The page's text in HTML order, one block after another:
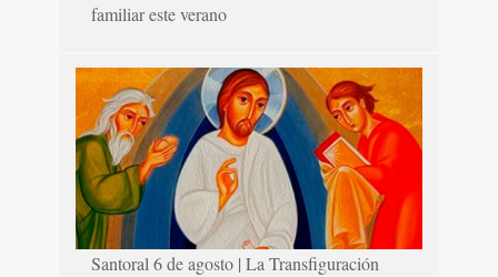
familiar este verano
Santoral 6 de agosto | La Transfiguración